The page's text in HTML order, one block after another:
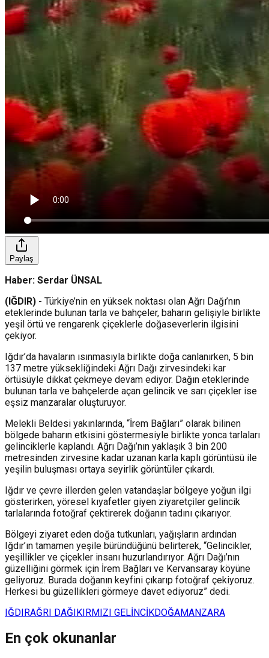
Paylaş
Haber: Serdar ÜNSAL
(IĞDIR) - Türkiye’nin en yüksek noktası olan Ağrı Dağı’nın
eteklerinde bulunan tarla ve bahçeler, baharın gelişiyle birlikte
yeşil örtü ve rengarenk çiçeklerle doğaseverlerin ilgisini
çekiyor.
Iğdır’da havaların ısınmasıyla birlikte doğa canlanırken, 5 bin
137 metre yüksekliğindeki Ağrı Dağı zirvesindeki kar
örtüsüyle dikkat çekmeye devam ediyor. Dağın eteklerinde
bulunan tarla ve bahçelerde açan gelincik ve sarı çiçekler ise
eşsiz manzaralar oluşturuyor.
Melekli Beldesi yakınlarında, “İrem Bağları” olarak bilinen
bölgede baharın etkisini göstermesiyle birlikte yonca tarlaları
gelinciklerle kaplandı. Ağrı Dağı’nın yaklaşık 3 bin 200
metresinden zirvesine kadar uzanan karla kaplı görüntüsü ile
yeşilin buluşması ortaya seyirlik görüntüler çıkardı.
Iğdır ve çevre illerden gelen vatandaşlar bölgeye yoğun ilgi
gösterirken, yöresel kıyafetler giyen ziyaretçiler gelincik
tarlalarında fotoğraf çektirerek doğanın tadını çıkarıyor.
Bölgeyi ziyaret eden doğa tutkunları, yağışların ardından
Iğdır’ın tamamen yeşile büründüğünü belirterek, “Gelincikler,
yeşillikler ve çiçekler insanı huzurlandırıyor. Ağrı Dağı’nın
güzelliğini görmek için İrem Bağları ve Kervansaray köyüne
geliyoruz. Burada doğanın keyfini çıkarıp fotoğraf çekiyoruz.
Herkesi bu güzellikleri görmeye davet ediyoruz” dedi.
IĞDIRAĞRI DAĞIKIRMIZI GELİNCİKDOĞAMANZARA
En çok okunanlar